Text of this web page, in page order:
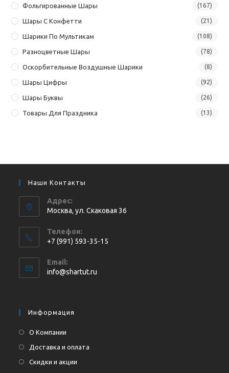
Фольгированные Шары (167)
Шары С Конфетти (21)
Шарики По Мультикам (108)
Разноцветные Шары (78)
Оскорбительные Воздушные Шарики (8)
Шары Цифры (92)
Шары Буквы (26)
Товары Для Праздника (13)
Наши Контакты
Адрес:
Москва, ул. Cкаковая 36
Телефон:
+7 (991) 593-35-15
в
вашем
Email:
info@shartut.ru
Информация
О Компании
Доставка и оплата
Скидки и акции